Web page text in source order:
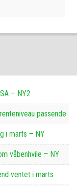
– NY2
passende
i marts – NY
våbenhvile – NY
ventet i marts